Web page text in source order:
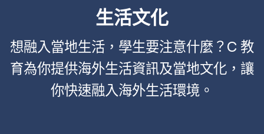
生活文化
想融入當地生活，學生要注意什麼？C 教
育為你提供海外生活資訊及當地文化，讓
你快速融入海外生活環境。